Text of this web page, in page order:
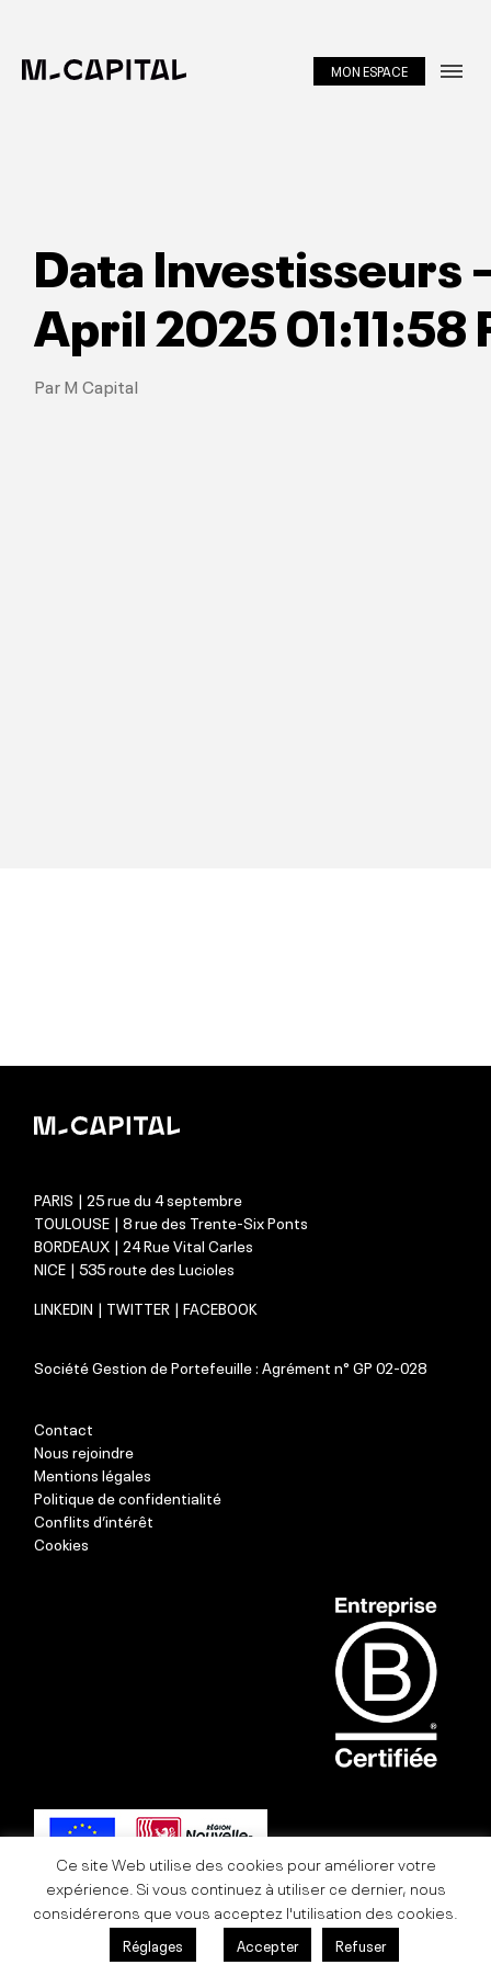
Investir
Portfolio
MON ESPACE
Data
April 2025 01:11:58
Par M Capital
PARIS | 25 rue du 4 septembre
TOULOUSE | 8 rue des Trente-Six Ponts
BORDEAUX | 24 Rue Vital Carles
NICE | 535 route des Lucioles
LINKEDIN | TWITTER |FACEBOOK
Société Gestion de Portefeuille : Agrément n° GP 02-028
Contact
Nous rejoindre
Mentions légales
Politique de confidentialité
Conflits d’intérêt
Cookies
Ce site Web utilise des cookies pour améliorer votre
expérience. Si vous continuez à utiliser ce dernier, nous
considérerons que vous acceptez l'utilisation des cookies.
Réglages Accepter Refuser